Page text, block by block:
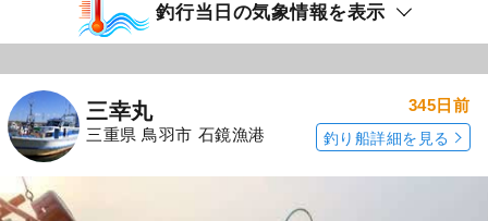
釣行当日の気象情報を表示
三幸丸
三重県 鳥羽市 石鏡漁港
345日前
釣り船詳細を見る